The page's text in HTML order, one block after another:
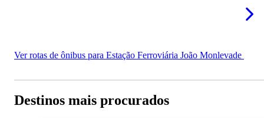
Ver rotas de ônibus para Estação Ferroviária João Monlevade
Destinos mais procurados